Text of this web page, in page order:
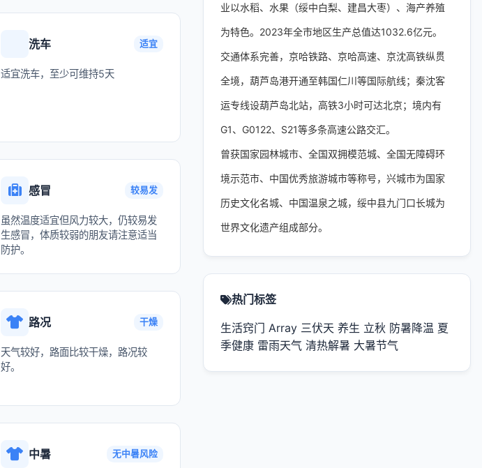
洗车 适宜
适宜洗车，至少可维持5天
感冒 较易发
虽然温度适宜但风力较大，仍较易发
生感冒，体质较弱的朋友请注意适当
防护。
路况 干燥
天气较好，路面比较干燥，路况较
好。
中暑 无中暑风险
业以水稻、水果（绥中白梨、建昌大枣）、海产养殖
为特色。2023年全市地区生产总值达1032.6亿元。
交通体系完善，京哈铁路、京哈高速、京沈高铁纵贯
全境，葫芦岛港开通至韩国仁川等国际航线；秦沈客
运专线设葫芦岛北站，高铁3小时可达北京；境内有
G1、G0122、S21等多条高速公路交汇。
曾获国家园林城市、全国双拥模范城、全国无障碍环
境示范市、中国优秀旅游城市等称号，兴城市为国家
历史文化名城、中国温泉之城，绥中县九门口长城为
世界文化遗产组成部分。
热门标签
生活窍门 Array 三伏天 养生 立秋 防暑降温 夏
季健康 雷雨天气 清热解暑 大暑节气